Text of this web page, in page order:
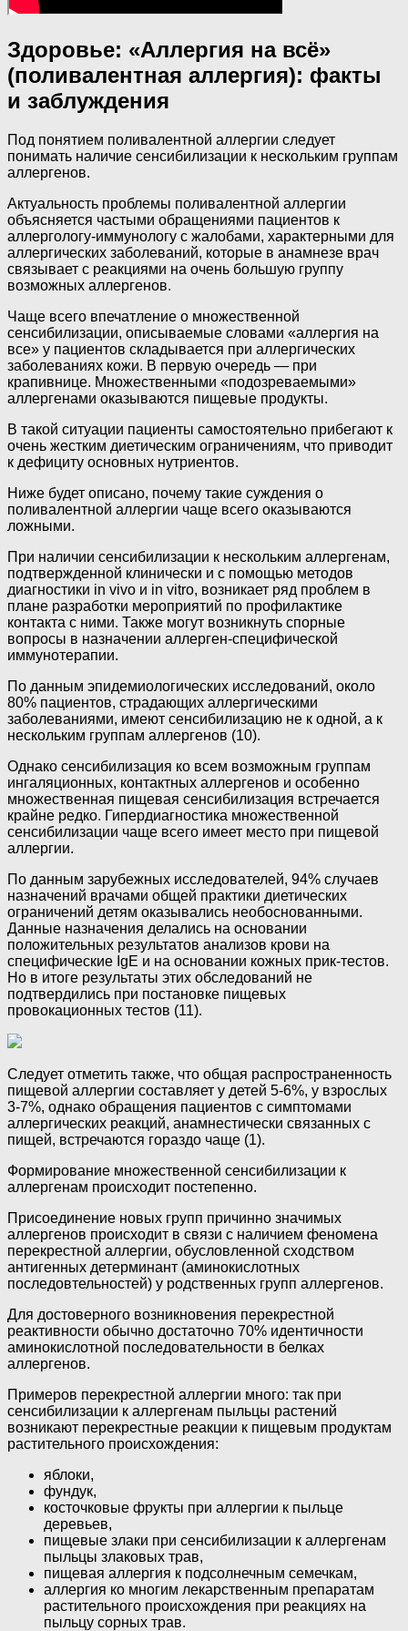
Здоровье: «Аллергия на всё»
(поливалентная аллергия): факты
и заблуждения
Под понятием поливалентной аллергии следует
понимать наличие сенсибилизации к нескольким группам
аллергенов.
Актуальность проблемы поливалентной аллергии
объясняется частыми обращениями пациентов к
аллергологу-иммунологу с жалобами, характерными для
аллергических заболеваний, которые в анамнезе врач
связывает с реакциями на очень большую группу
возможных аллергенов.
Чаще всего впечатление о множественной
сенсибилизации, описываемые словами «аллергия на
все» у пациентов складывается при аллергических
заболеваниях кожи. В первую очередь — при
крапивнице. Множественными «подозреваемыми»
аллергенами оказываются пищевые продукты.
В такой ситуации пациенты самостоятельно прибегают к
очень жестким диетическим ограничениям, что приводит
к дефициту основных нутриентов.
Ниже будет описано, почему такие суждения о
поливалентной аллергии чаще всего оказываются
ложными.
При наличии сенсибилизации к нескольким аллергенам,
подтвержденной клинически и с помощью методов
диагностики in vivo и in vitro, возникает ряд проблем в
плане разработки мероприятий по профилактике
контакта с ними. Также могут возникнуть спорные
вопросы в назначении аллерген-специфической
иммунотерапии.
По данным эпидемиологических исследований, около
80% пациентов, страдающих аллергическими
заболеваниями, имеют сенсибилизацию не к одной, а к
нескольким группам аллергенов (10).
Однако сенсибилизация ко всем возможным группам
ингаляционных, контактных аллергенов и особенно
множественная пищевая сенсибилизация встречается
крайне редко. Гипердиагностика множественной
сенсибилизации чаще всего имеет место при пищевой
аллергии.
По данным зарубежных исследователей, 94% случаев
назначений врачами общей практики диетических
ограничений детям оказывались необоснованными.
Данные назначения делались на основании
положительных результатов анализов крови на
специфические IgE и на основании кожных прик-тестов.
Но в итоге результаты этих обследований не
подтвердились при постановке пищевых
провокационных тестов (11).
Следует отметить также, что общая распространенность
пищевой аллергии составляет у детей 5-6%, у взрослых
3-7%, однако обращения пациентов с симптомами
аллергических реакций, анамнестически связанных с
пищей, встречаются гораздо чаще (1).
Формирование множественной сенсибилизации к
аллергенам происходит постепенно.
Присоединение новых групп причинно значимых
аллергенов происходит в связи с наличием феномена
перекрестной аллергии, обусловленной сходством
антигенных детерминант (аминокислотных
последовтельностей) у родственных групп аллергенов.
Для достоверного возникновения перекрестной
реактивности обычно достаточно 70% идентичности
аминокислотной последовательности в белках
аллергенов.
Примеров перекрестной аллергии много: так при
сенсибилизации к аллергенам пыльцы растений
возникают перекрестные реакции к пищевым продуктам
растительного происхождения:
яблоки,
фундук,
косточковые фрукты при аллергии к пыльце
деревьев,
пищевые злаки при сенсибилизации к аллергенам
пыльцы злаковых трав,
пищевая аллергия к подсолнечным семечкам,
аллергия ко многим лекарственным препаратам
растительного происхождения при реакциях на
пыльцу сорных трав.